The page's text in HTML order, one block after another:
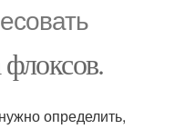
определить,